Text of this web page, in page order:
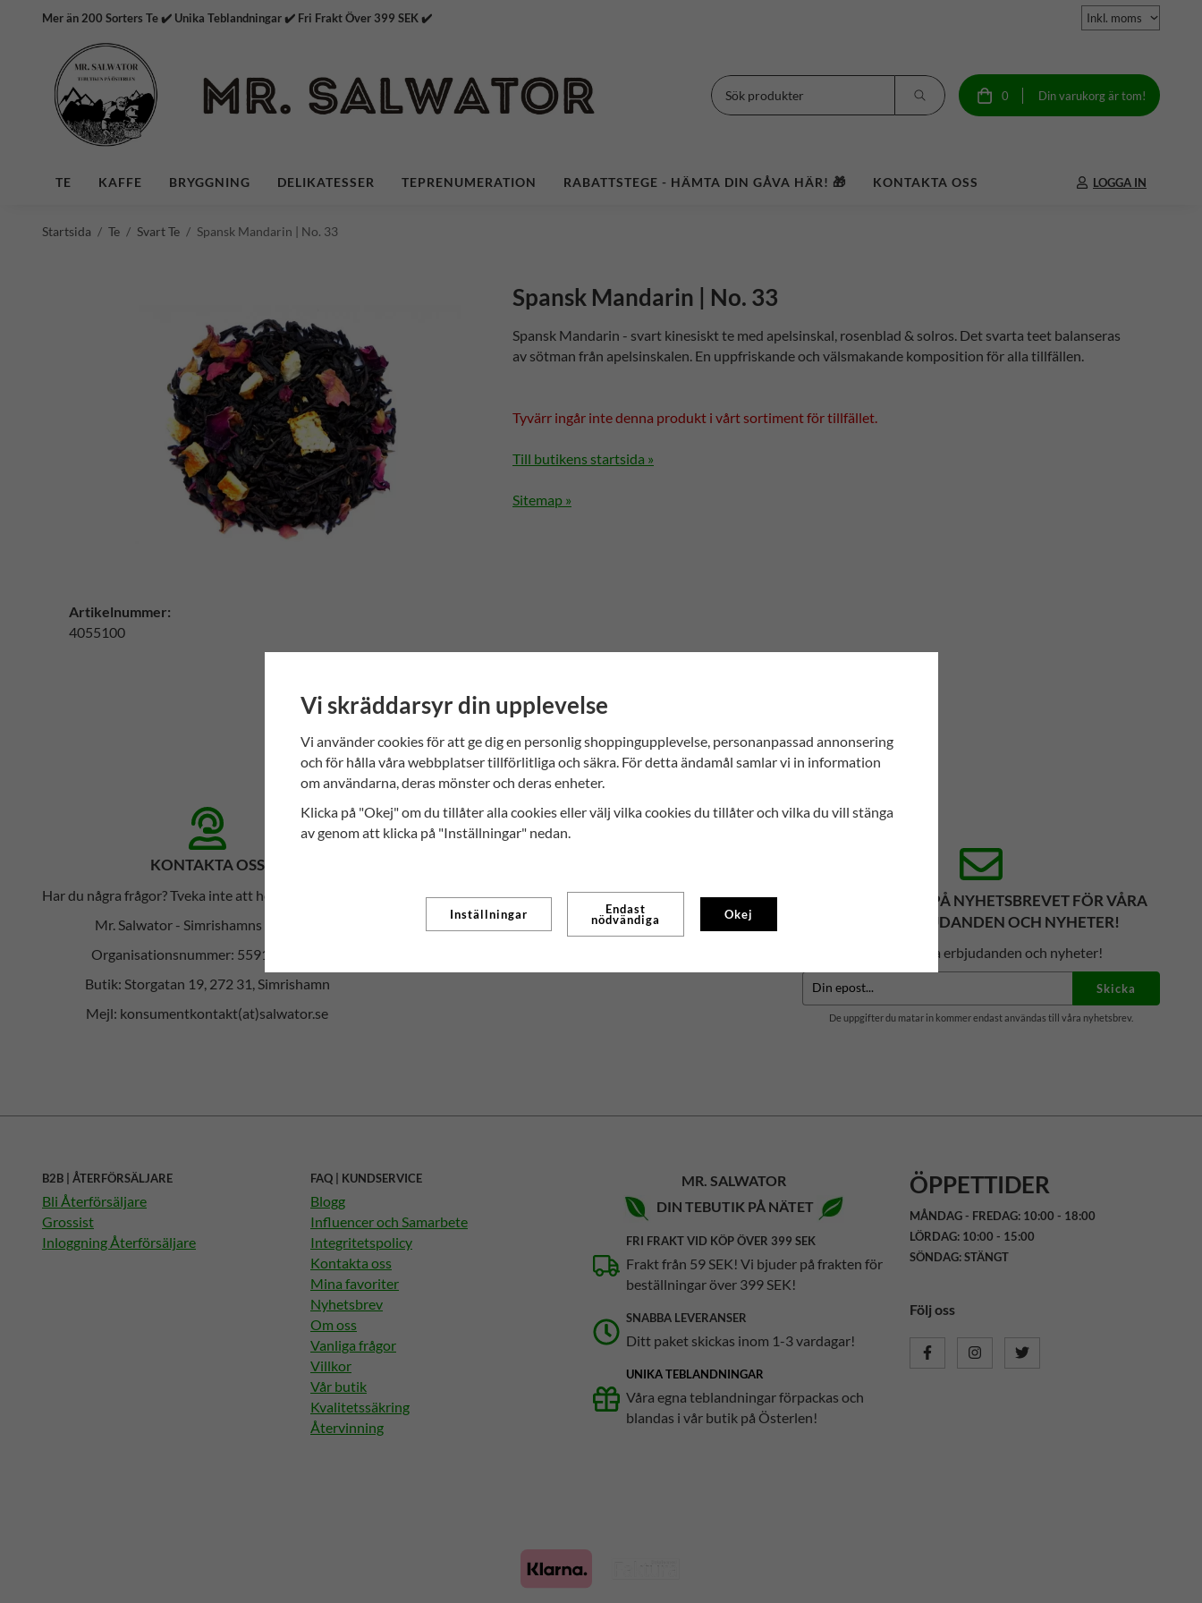
Mer än 200 Sorters Te ✔️ Unika Teblandningar ✔️ Fri Frakt Över 399 SEK ✔️
0 Din varukorg är tom!
TE KAFFE BRYGGNING DELIKATESSER TEPRENUMERATION RABATTSTEGE - HÄMTA DIN GÅVA HÄR! 🎁 KONTAKTA OSS LOGGA IN
Startsida / Te / Svart Te / Spansk Mandarin | No. 33
Spansk Mandarin | No. 33
Spansk Mandarin - svart kinesiskt te med apelsinskal, rosenblad & solros. Det svarta teet balanseras
av sötman från apelsinskalen. En uppfriskande och välsmakande komposition för alla tillfällen.
Tyvärr ingår inte denna produkt i vårt sortiment för tillfället.
Till butikens startsida »
Sitemap »
Artikelnummer:
4055100
KONTAKTA OSS
Har du några frågor? Tveka inte att höra av dig till oss!
Mr. Salwator - Simrishamns Tehandel
Organisationsnummer: 559112-6023
Butik: Storgatan 19, 272 31, Simrishamn
Mejl: konsumentkontakt(at)salwator.se
PRENUMERERA PÅ NYHETSBREVET FÖR VÅRA
BÄSTA ERBJUDANDEN OCH NYHETER!
Få våra bästa erbjudanden och nyheter!
Skicka
De uppgifter du matar in kommer endast användas till våra nyhetsbrev.
B2B | ÅTERFÖRSÄLJARE
Bli Återförsäljare
Grossist
Inloggning Återförsäljare
FAQ | KUNDSERVICE
Blogg
Influencer och Samarbete
Integritetspolicy
Kontakta oss
Mina favoriter
Nyhetsbrev
Om oss
Vanliga frågor
Villkor
Vår butik
Kvalitetssäkring
Återvinning
MR. SALWATOR
DIN TEBUTIK PÅ NÄTET
FRI FRAKT VID KÖP ÖVER 399 SEK
Frakt från 59 SEK! Vi bjuder på frakten för
beställningar över 399 SEK!
SNABBA LEVERANSER
Ditt paket skickas inom 1-3 vardagar!
UNIKA TEBLANDNINGAR
Våra egna teblandningar förpackas och
blandas i vår butik på Österlen!
ÖPPETTIDER
MÅNDAG - FREDAG: 10:00 - 18:00
LÖRDAG: 10:00 - 15:00
SÖNDAG: STÄNGT
Följ oss
Vi skräddarsyr din upplevelse
Vi använder cookies för att ge dig en personlig shoppingupplevelse, personanpassad annonsering
och för hålla våra webbplatser tillförlitliga och säkra. För detta ändamål samlar vi in information
om användarna, deras mönster och deras enheter.
Klicka på "Okej" om du tillåter alla cookies eller välj vilka cookies du tillåter och vilka du vill stänga
av genom att klicka på "Inställningar" nedan.
Inställningar Endast
nödvändiga Okej